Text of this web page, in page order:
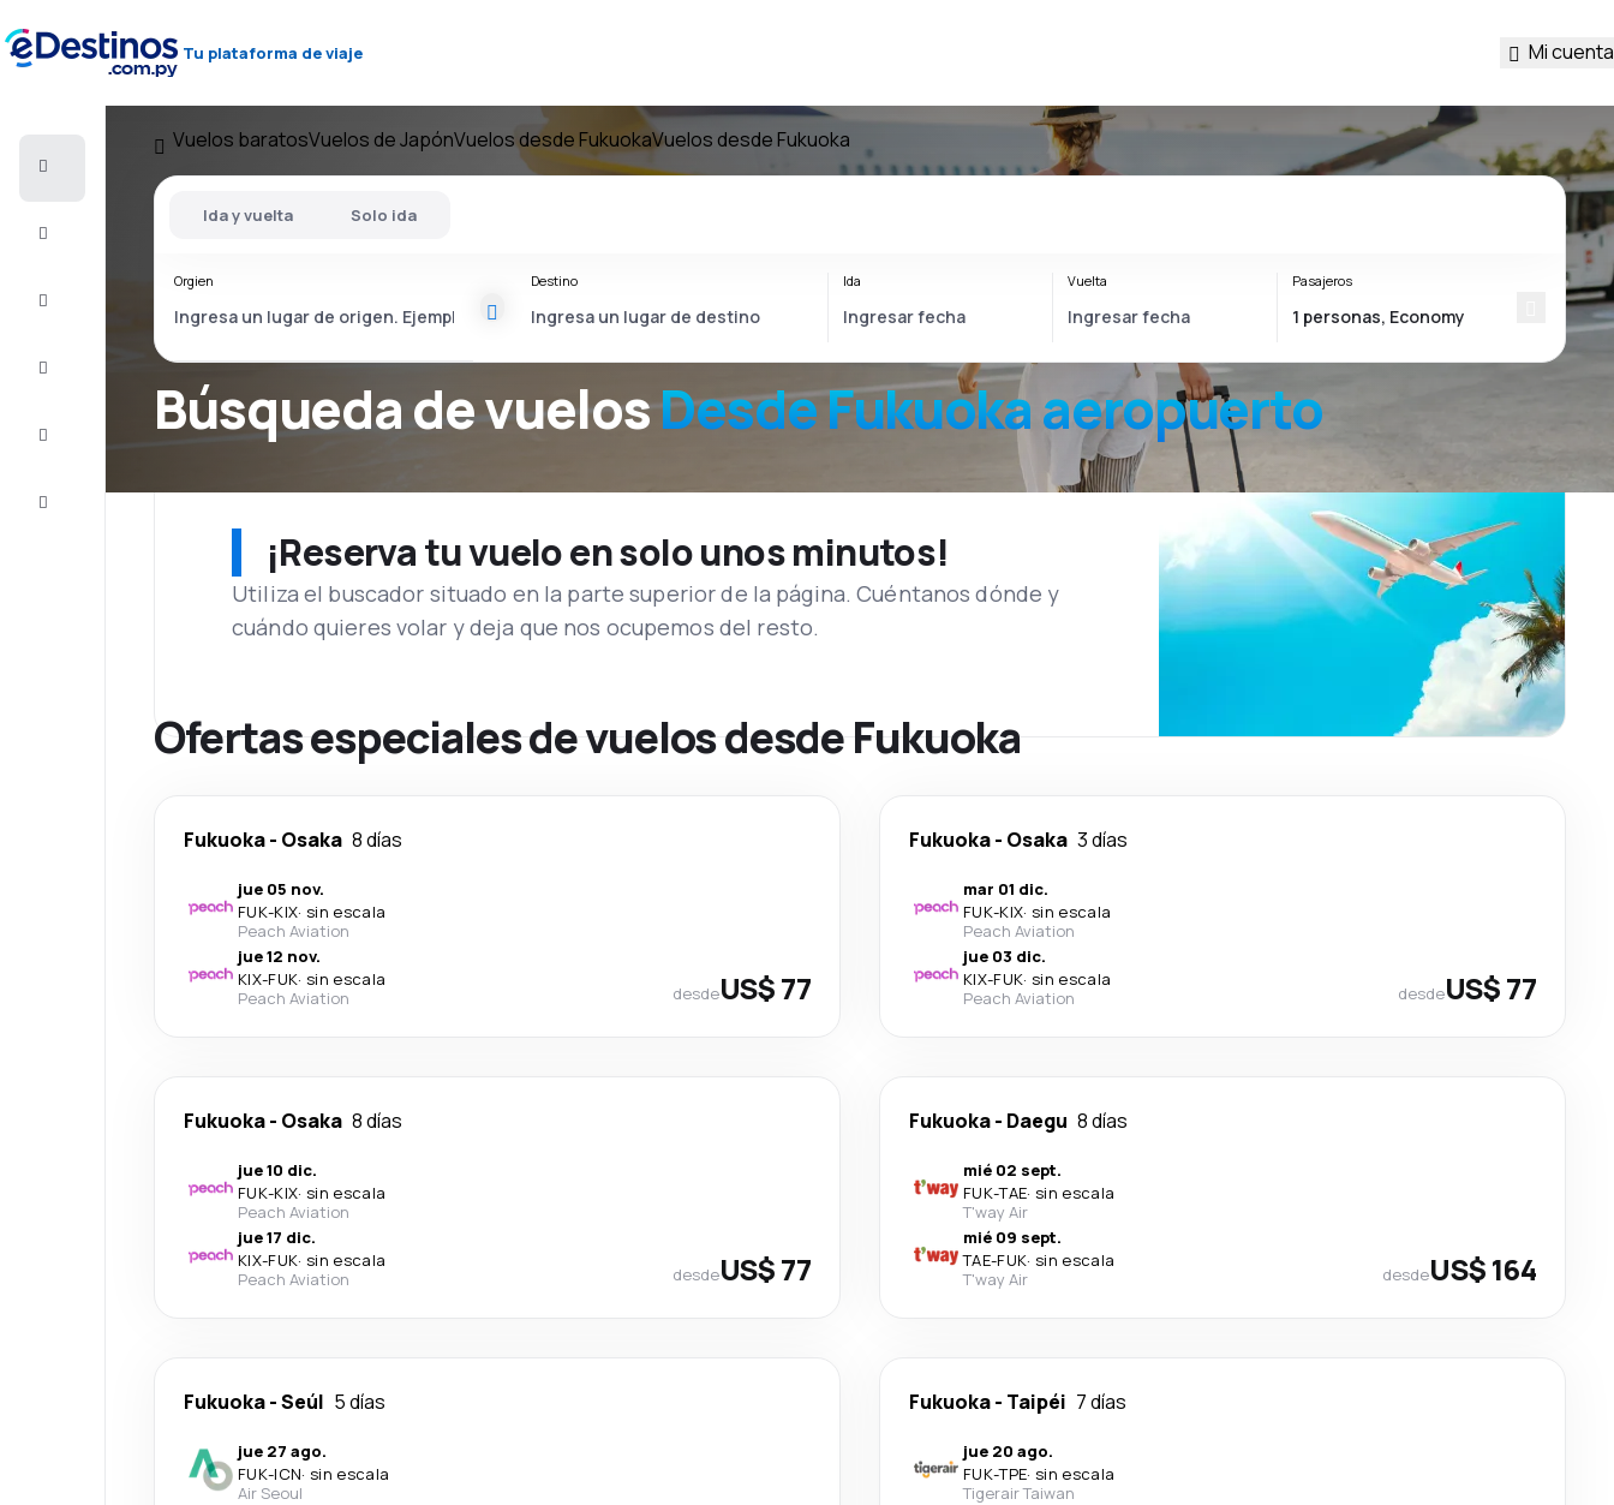
Tu plataforma de viaje Mi cuenta
Atención
Vuelos baratosVuelos de JapónVuelos desde FukuokaVuelos desde Fukuoka
Búsqueda de vuelosDesdeFukuokaaeropuerto
Ida y vuelta Solo ida
Orgien Destino Ida Vuelta Pasajeros
¡Reserva tu vuelo en solo unos minutos!
Utiliza el buscador situado en la parte superior de la página. Cuéntanos dónde y
cuándo quieres volar y deja que nos ocupemos del resto.
Ofertas especiales de vuelos desde Fukuoka
Fukuoka- Osaka 8 días
jue 05 nov.
FUK-KIX· sin escala
Peach Aviation
jue 12 nov.
KIX-FUK· sin escala
Peach Aviation
desdeUS$ 77
Fukuoka- Osaka 3 días
mar 01 dic.
FUK-KIX· sin escala
Peach Aviation
jue 03 dic.
KIX-FUK· sin escala
Peach Aviation
desdeUS$ 77
Fukuoka- Osaka 8 días
jue 10 dic.
FUK-KIX· sin escala
Peach Aviation
jue 17 dic.
KIX-FUK· sin escala
Peach Aviation
desdeUS$ 77
Fukuoka- Daegu 8 días
mié 02 sept.
FUK-TAE· sin escala
T'way Air
mié 09 sept.
TAE-FUK· sin escala
T'way Air
desdeUS$ 164
Fukuoka-Seúl 5 días
jue 27 ago.
FUK-ICN· sin escala
Air Seoul
Fukuoka- Taipéi 7 días
jue 20 ago.
FUK-TPE· sin escala
Tigerair Taiwan